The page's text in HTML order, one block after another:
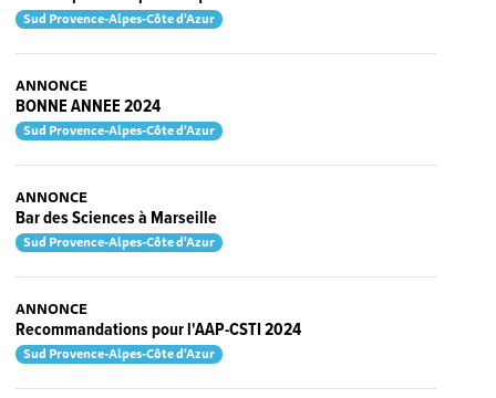
Sud Provence-Alpes-Côte d'Azur
ANNONCE
BONNE ANNEE 2024
Sud Provence-Alpes-Côte d'Azur
ANNONCE
Bar des Sciences à Marseille
Sud Provence-Alpes-Côte d'Azur
ANNONCE
Recommandations pour l'AAP-CSTI 2024
Sud Provence-Alpes-Côte d'Azur